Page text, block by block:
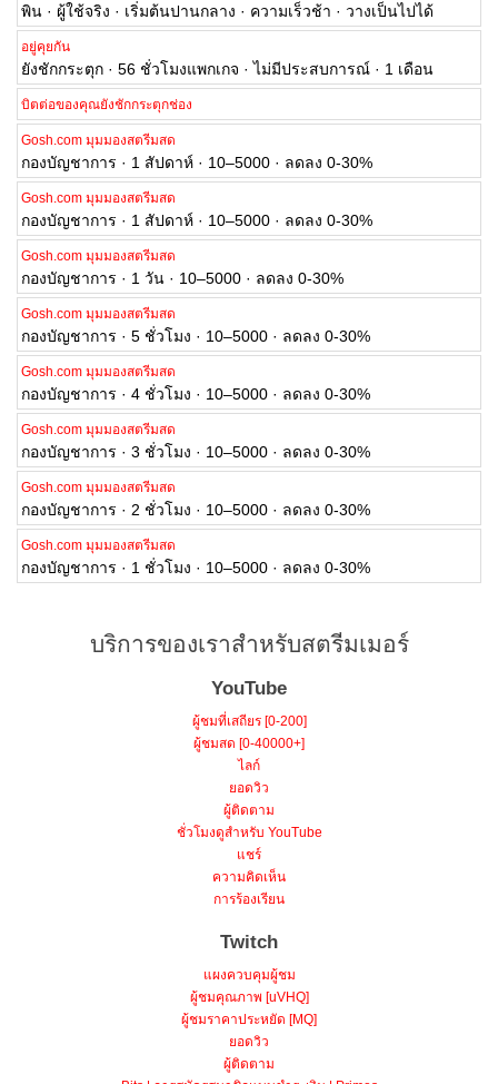
พิน · ผู้ใช้จริง · เริ่มต้นปานกลาง · ความเร็วช้า · วางเป็นไปได้
อยู่คุยกัน
ยังชักกระตุก · 56 ชั่วโมงแพกเกจ · ไม่มีประสบการณ์ · 1 เดือน
บิตต่อของคุณยังชักกระตุกช่อง
Gosh.com มุมมองสตรีมสด
กองบัญชาการ · 1 สัปดาห์ · 10–5000 · ลดลง 0-30%
Gosh.com มุมมองสตรีมสด
กองบัญชาการ · 1 สัปดาห์ · 10–5000 · ลดลง 0-30%
Gosh.com มุมมองสตรีมสด
กองบัญชาการ · 1 วัน · 10–5000 · ลดลง 0-30%
Gosh.com มุมมองสตรีมสด
กองบัญชาการ · 5 ชั่วโมง · 10–5000 · ลดลง 0-30%
Gosh.com มุมมองสตรีมสด
กองบัญชาการ · 4 ชั่วโมง · 10–5000 · ลดลง 0-30%
Gosh.com มุมมองสตรีมสด
กองบัญชาการ · 3 ชั่วโมง · 10–5000 · ลดลง 0-30%
Gosh.com มุมมองสตรีมสด
กองบัญชาการ · 2 ชั่วโมง · 10–5000 · ลดลง 0-30%
Gosh.com มุมมองสตรีมสด
กองบัญชาการ · 1 ชั่วโมง · 10–5000 · ลดลง 0-30%
บริการของเราสำหรับสตรีมเมอร์
YouTube
ผู้ชมที่เสถียร [0-200]
ผู้ชมสด [0-40000+]
ไลก์
ยอดวิว
ผู้ติดตาม
ชั่วโมงดูสำหรับ YouTube
แชร์
ความคิดเห็น
การร้องเรียน
Twitch
แผงควบคุมผู้ชม
ผู้ชมคุณภาพ [uVHQ]
ผู้ชมราคาประหยัด [MQ]
ยอดวิว
ผู้ติดตาม